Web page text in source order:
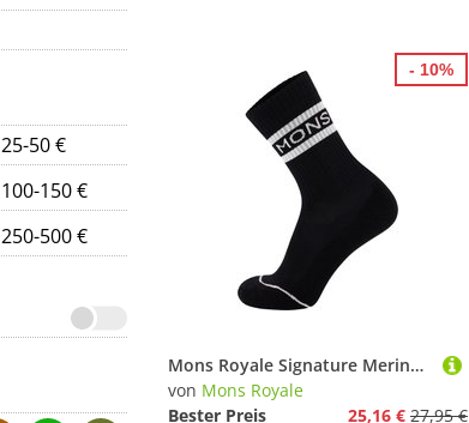
25-50 €
100-150 €
250-500 €
Mons Royale Signature Merino Crew Socken
von Mons Royale
Bester Preis
25,16 € 27,95 €
- 10%